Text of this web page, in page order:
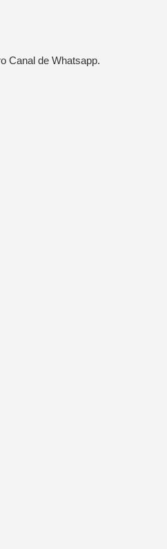
Canal de Whatsapp.